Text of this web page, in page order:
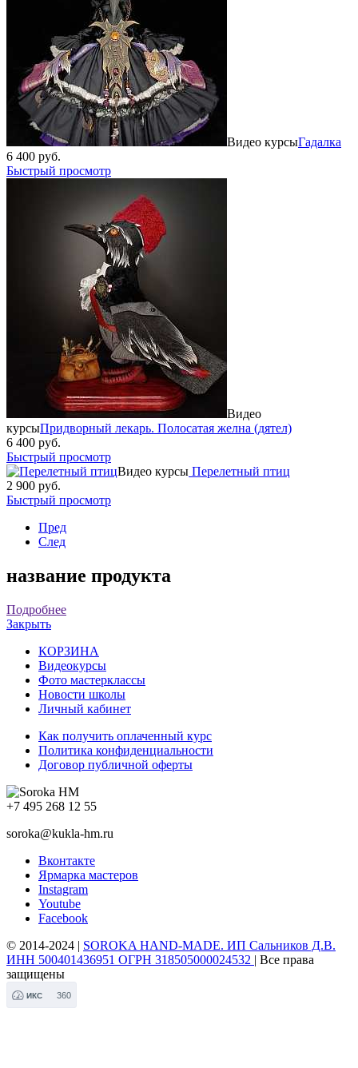
Видео курсыГадалка
6 400 руб.
Быстрый просмотр
Видео
курсыПридворный лекарь. Полосатая желна (дятел)
6 400 руб.
Быстрый просмотр
Видео курсы Перелетный птиц
2 900 руб.
Быстрый просмотр
Пред
След
название продукта
Подробнее
Закрыть
КОРЗИНА
Видеокурсы
Фото мастерклассы
Новости школы
Личный кабинет
Как получить оплаченный курс
Политика конфиденциальности
Договор публичной оферты
+7 495 268 12 55
soroka@kukla-hm.ru
Вконтакте
Ярмарка мастеров
Instagram
Youtube
Facebook
© 2014-2024 | SOROKA HAND-MADE. ИП Сальников Д.В.
ИНН 500401436951 ОГРН 318505000024532 | Все права
защищены
ИКС 360